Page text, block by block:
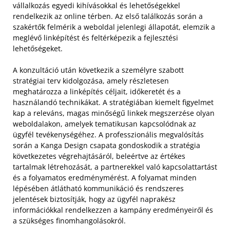
vállalkozás egyedi kihívásokkal és lehetőségekkel
rendelkezik az online térben. Az első találkozás során a
szakértők felmérik a weboldal jelenlegi állapotát, elemzik a
meglévő linképítést és feltérképezik a fejlesztési
lehetőségeket.
A konzultáció után következik a személyre szabott
stratégiai terv kidolgozása, amely részletesen
meghatározza a linképítés céljait, időkeretét és a
használandó technikákat. A stratégiában kiemelt figyelmet
kap a releváns, magas minőségű linkek megszerzése olyan
weboldalakon, amelyek tematikusan kapcsolódnak az
ügyfél tevékenységéhez. A professzionális megvalósítás
során a Kanga Design csapata gondoskodik a stratégia
következetes végrehajtásáról, beleértve az értékes
tartalmak létrehozását, a partnerekkel való kapcsolattartást
és a folyamatos eredménymérést. A folyamat minden
lépésében átlátható kommunikáció és rendszeres
jelentések biztosítják, hogy az ügyfél naprakész
információkkal rendelkezzen a kampány eredményeiről és
a szükséges finomhangolásokról.